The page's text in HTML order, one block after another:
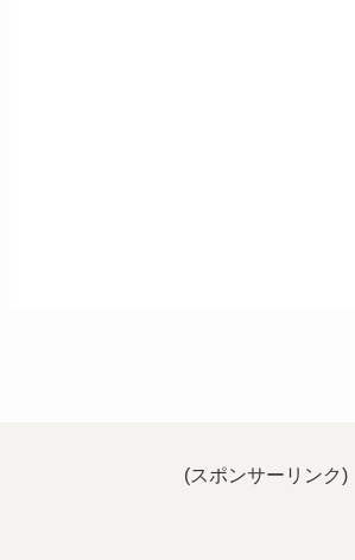
(スポンサーリンク)